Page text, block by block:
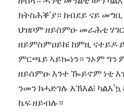
ክትስሕቕ’ያ። ከብደይ ናይ
ህዝቦም ዘይሰምዑ መራሕቲ
ዘይምስምዐይከ፧ ከምዚ ናተይዶ
ምርጫይ ኣይኰነን። ንኦም ግን
ዘይሰምዑ እንተ ዀይኖም ነቲ
ንመን ክሓድገሉ እኽእል፧
ኬፍ ዘይብሉ።